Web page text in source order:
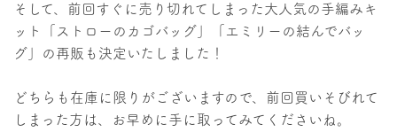
そして、前回すぐに売り切れてしまった大人気の手編みキ
ット「ストローのカゴバッグ」「エミリーの結んでバッ
グ」の再販も決定いたしました！
どちらも在庫に限りがございますので、前回買いそびれて
しまった方は、お早めに手に取ってみてくださいね。